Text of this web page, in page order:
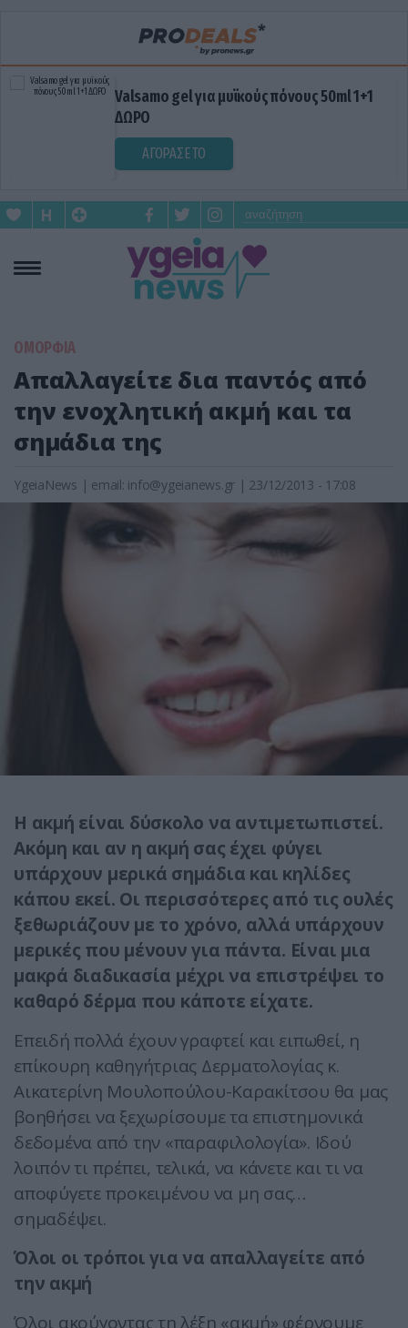
Valsamo gel για μυϊκούς πόνους 50ml 1+1
ΔΩΡΟ
ΑΓΟΡΑΣΕ ΤΟ
ΟΜΟΡΦΙΑ
Απαλλαγείτε δια παντός από
την ενοχλητική ακμή και τα
σημάδια της
YgeiaNews | email: info@ygeianews.gr | 23/12/2013 - 17:08
Η ακμή είναι δύσκολο να αντιμετωπιστεί.
Ακόμη και αν η ακμή σας έχει φύγει
υπάρχουν μερικά σημάδια και κηλίδες
κάπου εκεί. Οι περισσότερες από τις ουλές
ξεθωριάζουν με το χρόνο, αλλά υπάρχουν
μερικές που μένουν για πάντα. Είναι μια
μακρά διαδικασία μέχρι να επιστρέψει το
καθαρό δέρμα που κάποτε είχατε.
Επειδή πολλά έχουν γραφτεί και ειπωθεί, η
επίκουρη καθηγήτριας Δερματολογίας κ.
Αικατερίνη Μουλοπούλου-Καρακίτσου θα μας
βοηθήσει να ξεχωρίσουμε τα επιστημονικά
δεδομένα από την «παραφιλολογία». Ιδού
λοιπόν τι πρέπει, τελικά, να κάνετε και τι να
αποφύγετε προκειμένου να μη σας…
σημαδέψει.
Όλοι οι τρόποι για να απαλλαγείτε από
την ακμή
Όλοι ακούγοντας τη λέξη «ακμή» φέρνουμε